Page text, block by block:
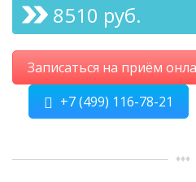
8510 руб.
Записаться на приём
+7 (499) 116-78-21